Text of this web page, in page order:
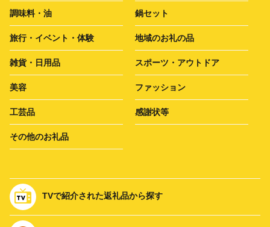
調味料・油 鍋セット
旅行・イベント・体験 地域のお礼の品
雑貨・日用品 スポーツ・アウトドア
美容 ファッション
工芸品 感謝状等
その他のお礼品
TVで紹介された返礼品から探す